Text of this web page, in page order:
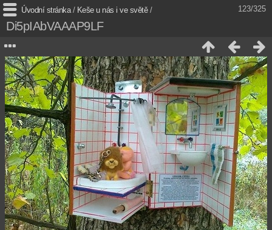
123/325
Úvodní stránka/ Keše u nás i ve světě/
Di5pIAbVAAAP9LF